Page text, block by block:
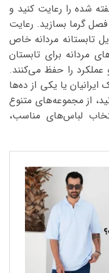
شده را رعایت کنید و
گرما بسازید. رعایت
تابستانه مردانه خاص
مردانه برای تابستان
را حفظ می‌کنند.
یا یکی از ده‌ها
از مجموعه‌های متنوع
لباس‌های مناسب،